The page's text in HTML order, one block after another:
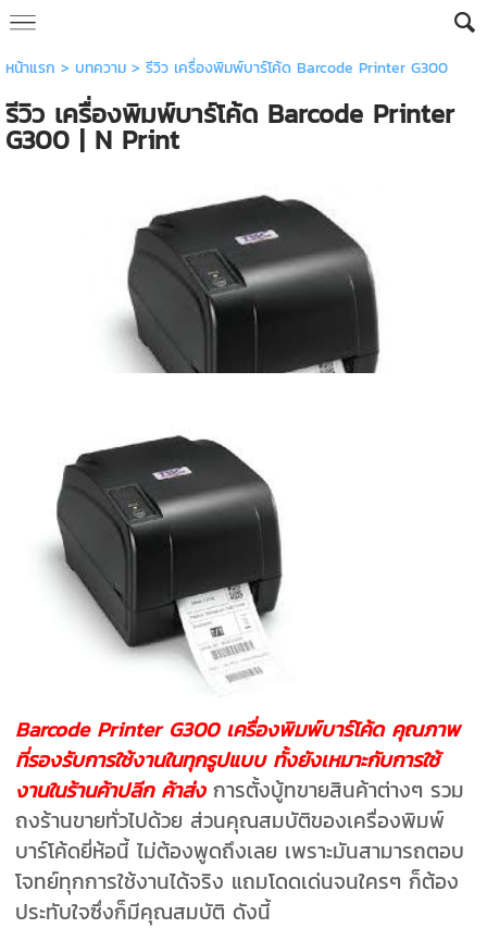
หน้าแรก > บทความ> รีวิว เครื่องพิมพ์บาร์โค้ด Barcode Printer G300
รีวิว เครื่องพิมพ์บาร์โค้ด Barcode Printer
G300 | N Print
Barcode Printer G300 เครื่องพิมพ์บาร์โค้ด คุณภาพ
ที่รองรับการใช้งานในทุกรูปแบบ ทั้งยังเหมาะกับการใช้
งานในร้านค้าปลีก ค้าส่งการตั้งบู้ทขายสินค้าต่างๆ รวม
ถงร้านขายทั่วไปด้วย ส่วนคุณสมบัติของเครื่องพิมพ์
บาร์โค้ดยี่ห้อนี้ ไม่ต้องพูดถึงเลย เพราะมันสามารถตอบ
โจทย์ทุกการใช้งานได้จริง แถมโดดเด่นจนใครๆ ก็ต้อง
ประทับใจซึ่งก็มีคุณสมบัติ ดังนี้